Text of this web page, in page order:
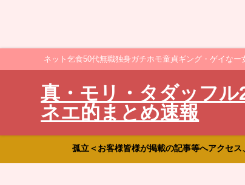
ネット乞食50代無職独身ガチホモ童貞ギング・ゲイな
真・モリ・タダッフ
ネエ的まとめ速報
孤立＜お客様皆様が掲載の記事等へアクセ